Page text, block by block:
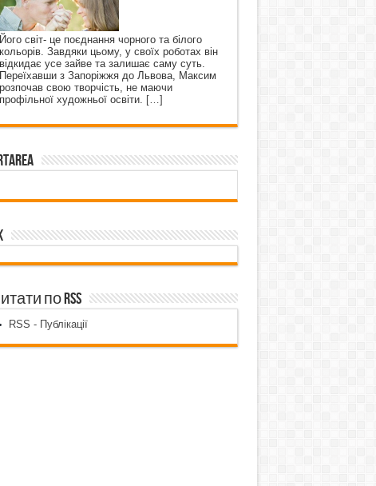
Його світ- це поєднання чорного та білого
кольорів. Завдяки цьому, у своїх роботах він
відкидає усе зайве та залишає саму суть.
Переїхавши з Запоріжжя до Львова, Максим
розпочав свою творчість, не маючи
профільної художньої освіти. […]
по RSS
RSS - Публікації